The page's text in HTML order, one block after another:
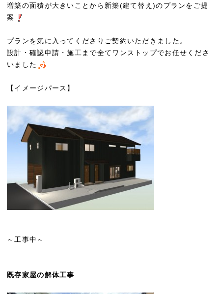
増築の面積が大きいことから新築(建て替え)のプランをご提
案
プランを気に入ってくださりご契約いただきました。
設計・確認申請・施工まで全てワンストップでお任せくださ
いました
【イメージパース】
～工事中～
既存家屋の解体工事